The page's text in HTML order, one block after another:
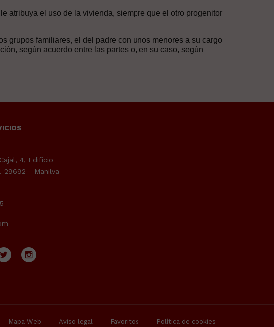
atribuya el uso de la vivienda, siempre que el otro progenitor
grupos familiares, el del padre con unos menores a su cargo
según acuerdo entre las partes o, en su caso, según
4, Edificio
29692 - Manilva
Mapa Web Aviso legal Favoritos Política de cookies